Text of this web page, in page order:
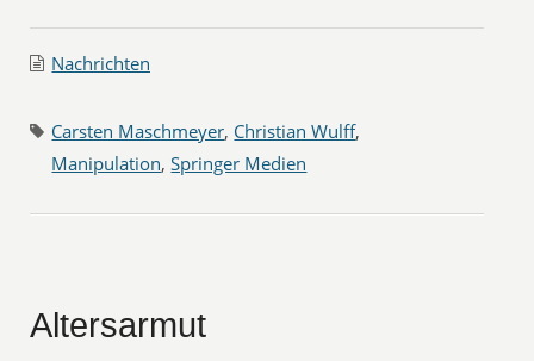
Nachrichten
Carsten Maschmeyer, Christian Wulff,
Manipulation,Springer Medien
Altersarmut